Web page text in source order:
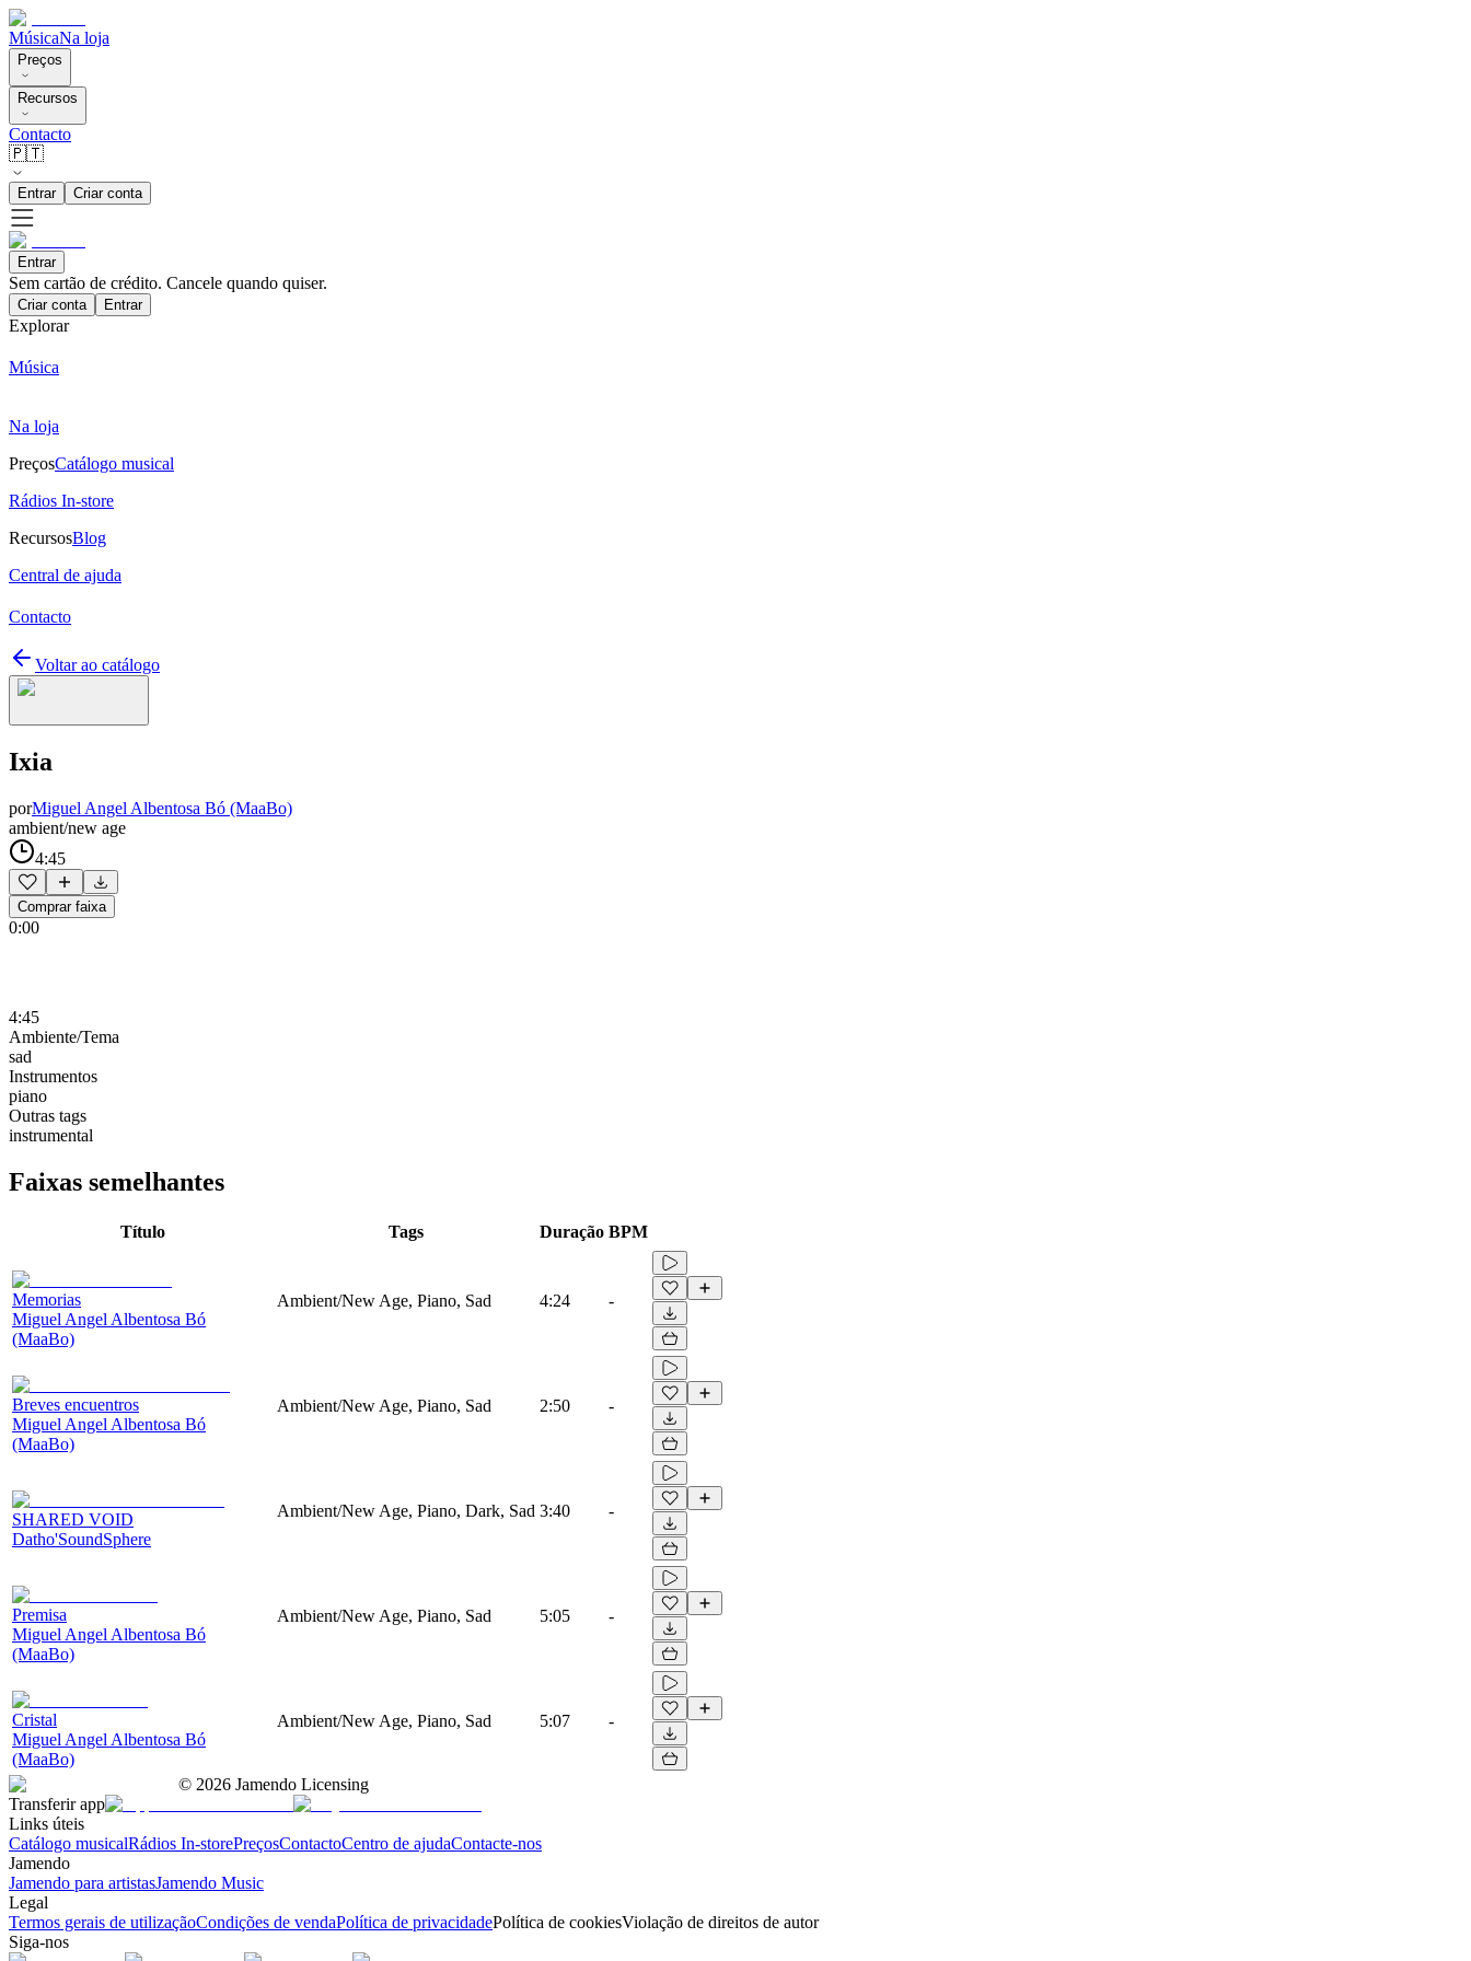
MúsicaNa loja
Preços
Recursos
Contacto
🇵🇹
Entrar Criar conta
Entrar
Sem cartão de crédito. Cancele quando quiser.
Criar conta Entrar
Explorar
Música
Na loja
PreçosCatálogo musical
Rádios In-store
RecursosBlog
Central de ajuda
Contacto
Voltar ao catálogo
Ixia
porMiguel Angel Albentosa Bó (MaaBo)
ambient/new age
4:45
Comprar faixa
0:00
4:45
Ambiente/Tema
sad
Instrumentos
piano
Outras tags
instrumental
Faixas semelhantes
Título Tags Duração BPM
Memorias
Miguel Angel Albentosa Bó
(MaaBo)
Ambient/New Age, Piano, Sad 4:24 -
Breves encuentros
Miguel Angel Albentosa Bó
(MaaBo)
Ambient/New Age, Piano, Sad 2:50 -
SHARED VOID
Datho'SoundSphere
Ambient/New Age, Piano, Dark, Sad 3:40 -
Premisa
Miguel Angel Albentosa Bó
(MaaBo)
Ambient/New Age, Piano, Sad 5:05 -
Cristal
Miguel Angel Albentosa Bó
(MaaBo)
Ambient/New Age, Piano, Sad 5:07 -
© 2026 Jamendo Licensing
Transferir app
Links úteis
Catálogo musicalRádios In-storePreçosContactoCentro de ajudaContacte-nos
Jamendo
Jamendo para artistasJamendo Music
Legal
Termos gerais de utilizaçãoCondições de vendaPolítica de privacidadePolítica de cookiesViolação de direitos de autor
Siga-nos